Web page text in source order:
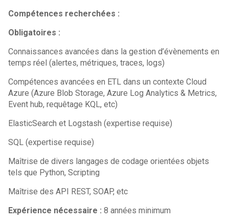
Compétences recherchées :
Obligatoires :
Connaissances avancées dans la gestion d’évènements en
temps réel (alertes, métriques, traces, logs)
Compétences avancées en ETL dans un contexte Cloud
Azure (Azure Blob Storage, Azure Log Analytics & Metrics,
Event hub, requêtage KQL, etc)
ElasticSearch et Logstash (expertise requise)
SQL (expertise requise)
Maîtrise de divers langages de codage orientées objets
tels que Python, Scripting
Maîtrise des API REST, SOAP, etc
Expérience nécessaire :8 années minimum